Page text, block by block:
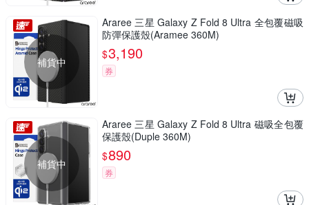
補貨中
Araree 三星 Galaxy Z Fold 8 Ultra 全包覆磁吸
防彈保護殼(Aramee 360M)
$3,190
券
補貨中
Araree 三星 Galaxy Z Fold 8 Ultra 磁吸全包覆
保護殼(Duple 360M)
$890
券